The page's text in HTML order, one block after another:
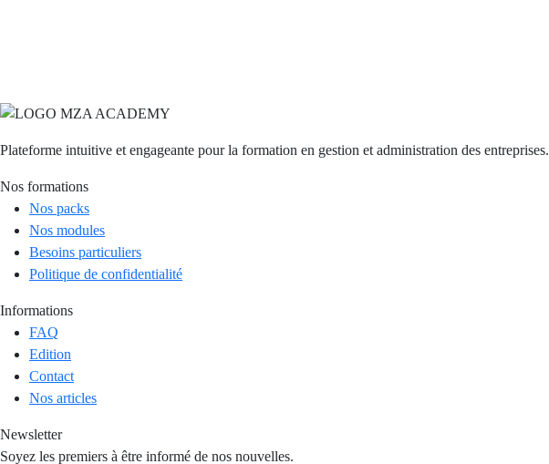
Plateforme intuitive et engageante pour la formation en gestion et administration des entreprises.
Nos formations
Nos packs
Nos modules
Besoins particuliers
Politique de confidentialité
Informations
FAQ
Edition
Contact
Nos articles
Newsletter
Soyez les premiers à être informé de nos nouvelles.